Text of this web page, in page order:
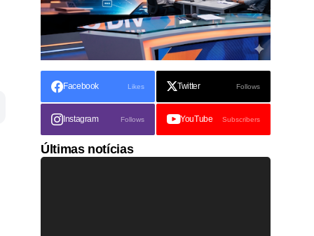
Facebook Likes Twitter Follows
Instagram Follows YouTube Subscribers
Últimas notícias